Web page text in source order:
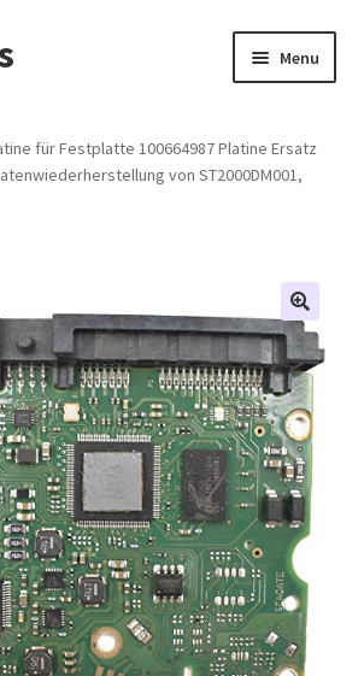
Menu
für Festplatte 100664987 Platine Ersatz
von ST2000DM001,